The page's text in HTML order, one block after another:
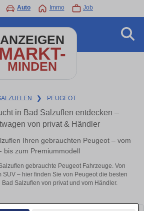
Auto Immo Job
ANZEIGEN
MARKT-
MINDEN
❯ PEUGEOT
in Bad Salzuflen entdecken –
von privat & Händler
Ihren gebrauchten Peugeot – vom
bis zum Premiummodell
gebrauchte Peugeot Fahrzeuge. Von
SUV – hier finden Sie von Peugeot die besten
Salzuflen von privat und vom Händler.